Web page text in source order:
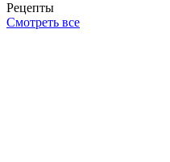
Рецепты
Смотреть все